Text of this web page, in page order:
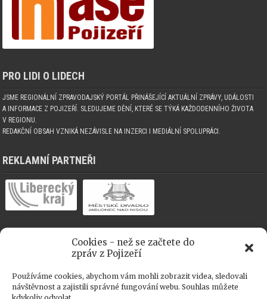
Cookies - než se začtete do
zpráv z Pojizeří
Používáme cookies, abychom vám mohli zobrazit videa, sledovali
návštěvnost a zajistili správné fungování webu. Souhlas můžete
PRO LIDI O LIDECH
JSME REGIONÁLNÍ ZPRAVODAJSKÝ PORTÁL PŘINÁŠEJÍCÍ AKTUÁLNÍ ZPRÁVY, UDÁLOSTI
A INFORMACE Z POJIZEŘÍ. SLEDUJEME DĚNÍ, KTERÉ SE TÝKÁ KAŽDODENNÍHO ŽIVOTA
V REGIONU.
REDAKČNÍ OBSAH VZNIKÁ NEZÁVISLE NA INZERCI I MEDIÁLNÍ SPOLUPRÁCI.
REKLAMNÍ PARTNEŘI
MEDIÁLNÍ SPOLUPRÁCE